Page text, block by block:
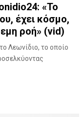
«Το
έχει κόσμο,
ροή» (vid)
Λεωνίδιο, το οποίο